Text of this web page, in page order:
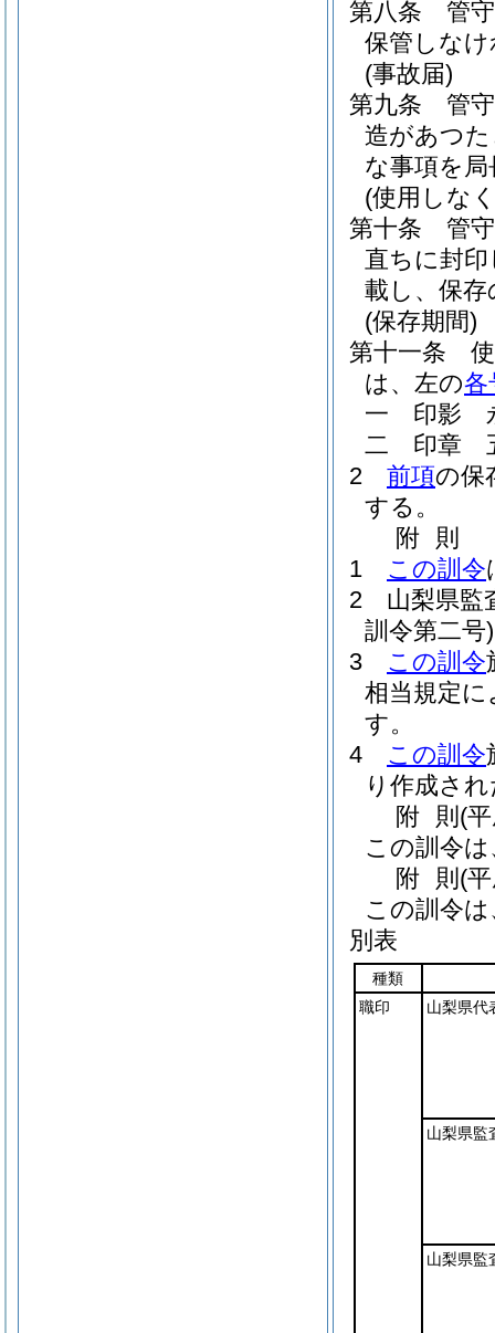
第八条
管
保管しな
(事故届)
第九条
管
造があつ
な事項を
(使用しな
第十条
管
直ちに封
載し、保
(保存期間)
第十一条
は、左の各
一
印影
二
印章
2
前項の保
する。
附 則
1
この訓令
2
山梨県監
訓令第二号)
3
この訓令
相当規定
す。
4
この訓令
り作成さ
附 則 (
この訓令
附 則 (
この訓令
別表
種類
職印
山梨県代
山梨県監
山梨県監